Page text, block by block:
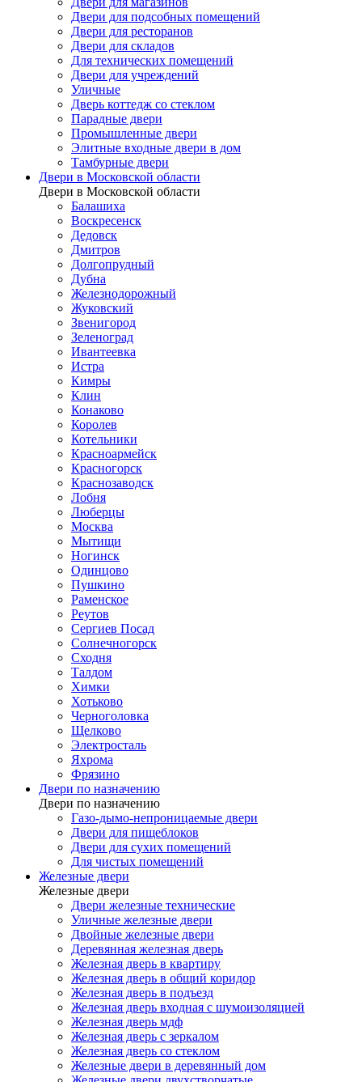
Двери для подсобных помещений
Двери для ресторанов
Двери для складов
Для технических помещений
Двери для учреждений
Уличные
Дверь коттедж со стеклом
Парадные двери
Промышленные двери
Элитные входные двери в дом
Тамбурные двери
Двери в Московской области
Двери в Московской области
Балашиха
Воскресенск
Дедовск
Дмитров
Долгопрудный
Дубна
Железнодорожный
Жуковский
Звенигород
Зеленоград
Ивантеевка
Истра
Кимры
Клин
Конаково
Королев
Котельники
Красноармейск
Красногорск
Краснозаводск
Лобня
Люберцы
Москва
Мытищи
Ногинск
Одинцово
Пушкино
Раменское
Реутов
Сергиев Посад
Солнечногорск
Сходня
Талдом
Химки
Хотьково
Черноголовка
Щелково
Электросталь
Яхрома
Фрязино
Двери по назначению
Двери по назначению
Газо-дымо-непроницаемые двери
Двери для пищеблоков
Двери для сухих помещений
Для чистых помещений
Железные двери
Железные двери
Двери железные технические
Уличные железные двери
Двойные железные двери
Деревянная железная дверь
Железная дверь в квартиру
Железная дверь в общий коридор
Железная дверь в подъезд
Железная дверь входная с шумоизоляцией
Железная дверь мдф
Железная дверь с зеркалом
Железная дверь со стеклом
Железные двери в деревянный дом